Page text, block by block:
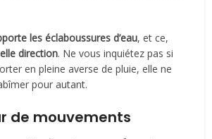
les éclaboussures d’eau, et ce,
direction. Ne vous inquiétez pas si
en pleine averse de pluie, elle ne
pour autant.
de mouvements